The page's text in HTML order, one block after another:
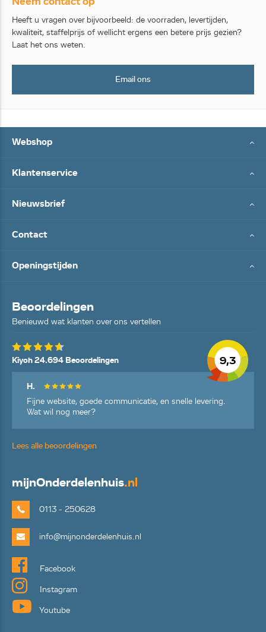
Heeft u vragen over bijvoorbeeld: de voorraden, levertijden,
kwaliteit, staffelprijs of wellicht ergens een betere prijs gezien?
Laat het ons weten.
Email ons
Webshop
Klantenservice
Nieuwsbrief
Contact
Openingstijden
Beoordelingen
Benieuwd wat klanten over ons vertellen
9,3
Kiyoh 24.694 Beoordelingen
H.
Fijne website, goede communicatie, en snelle levering.
Wat wil nog meer?
Lees alle beoordelingen
mijnOnderdelenhuis.nl
0113 - 250628
info@mijnonderdelenhuis.nl
Facebook
Instagram
Youtube